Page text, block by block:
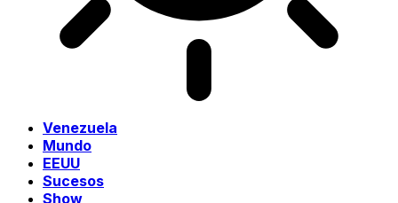
Venezuela
Mundo
EEUU
Sucesos
Show